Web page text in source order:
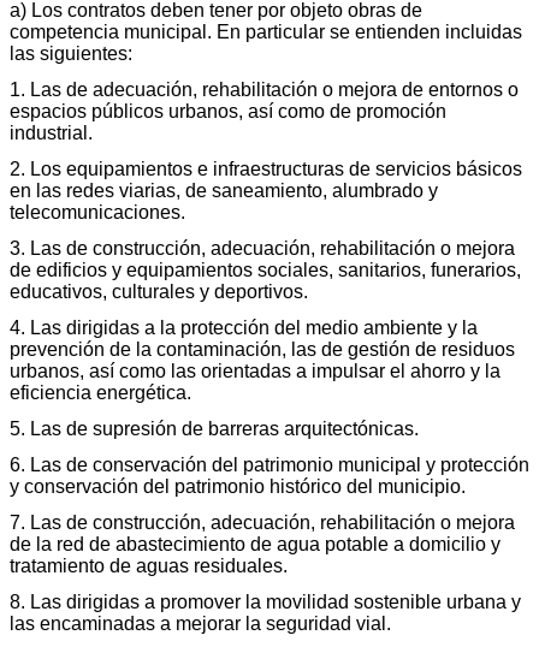
a) Los contratos deben tener por objeto obras de
competencia municipal. En particular se entienden incluidas
las siguientes:
1. Las de adecuación, rehabilitación o mejora de entornos o
espacios públicos urbanos, así como de promoción
industrial.
2. Los equipamientos e infraestructuras de servicios básicos
en las redes viarias, de saneamiento, alumbrado y
telecomunicaciones.
3. Las de construcción, adecuación, rehabilitación o mejora
de edificios y equipamientos sociales, sanitarios, funerarios,
educativos, culturales y deportivos.
4. Las dirigidas a la protección del medio ambiente y la
prevención de la contaminación, las de gestión de residuos
urbanos, así como las orientadas a impulsar el ahorro y la
eficiencia energética.
5. Las de supresión de barreras arquitectónicas.
6. Las de conservación del patrimonio municipal y protección
y conservación del patrimonio histórico del municipio.
7. Las de construcción, adecuación, rehabilitación o mejora
de la red de abastecimiento de agua potable a domicilio y
tratamiento de aguas residuales.
8. Las dirigidas a promover la movilidad sostenible urbana y
las encaminadas a mejorar la seguridad vial.